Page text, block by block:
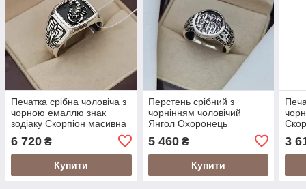
Печатка срібна чоловіча з
чорною емаллю знак
зодіаку Скорпіон масивна
6 720 ₴
Купити
Перстень срібний з
чорнінням чоловічий
Янгол Охоронець
5 460₴
Купити
3